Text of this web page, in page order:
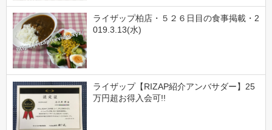
ライザップ柏店・５２６日目の食事掲載・2
019.3.13(水)
ライザップ【RIZAP紹介アンバサダー】25
万円超お得入会可!!